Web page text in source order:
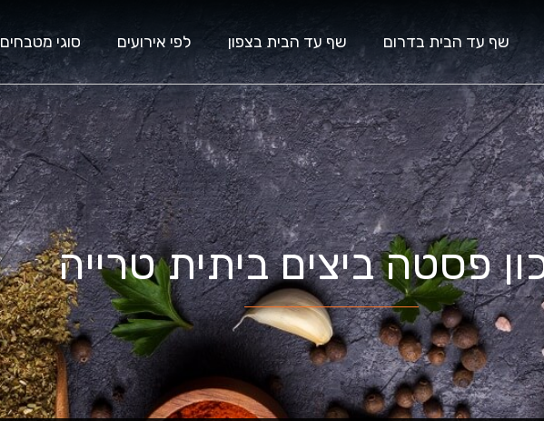
שף עד הבית בדרום שף עד הבית בצפון לפי אירועים סוגי מטבחים
פסטה ביצים ביתית טרייה